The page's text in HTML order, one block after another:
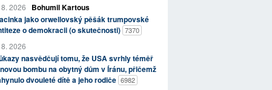
8. 2026
Bohumil Kartous
jako orwellovský pěšák trumpovské
o demokracii (o skutečnosti) 7370
2026
nasvědčují tomu, že USA svrhly téměř
bombu na obytný dům v Íránu, přičemž
dvouleté dítě a jeho rodiče 6982